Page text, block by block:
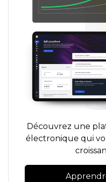
Découvrez une
électronique qui